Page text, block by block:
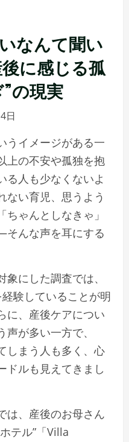
なんて聞い
に感じる孤
の現実
日
うイメージがある一
上の不安や孤独を抱
る人も少なくないよ
ない育児、思うよう
ゃんとしなきゃ」
んな声を耳にする
にした調査では、
験していることが明
に、産後ケアについ
が多い一方で、
しまう人も多く、心
ドルも見えてきまし
は、産後のお母さん
テル”「Villa